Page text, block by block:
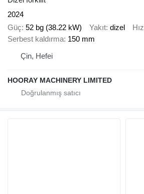
2024
Güç 52 bg (38.22 kW) Yakıt dizel Hız
Serbest kaldırma 150 mm
Çin, Hefei
HOORAY MACHINERY LIMITED